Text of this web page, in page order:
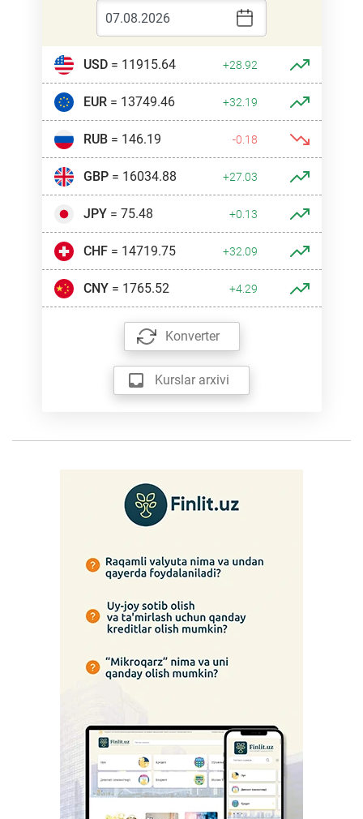
USD= 11915.64 +28.92
EUR= 13749.46 +32.19
RUB= 146.19 -0.18
GBP= 16034.88 +27.03
JPY= 75.48 +0.13
CHF= 14719.75 +32.09
CNY= 1765.52 +4.29
Konverter
Kurslar arxivi